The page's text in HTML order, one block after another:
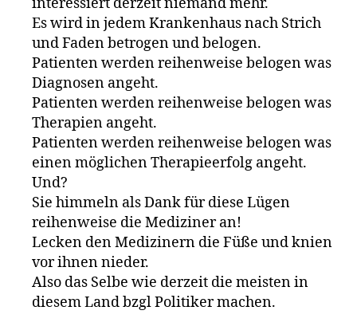
Es wird in jedem Krankenhaus nach Strich
und Faden betrogen und belogen.
Patienten werden reihenweise belogen was
Diagnosen angeht.
Patienten werden reihenweise belogen was
Therapien angeht.
Patienten werden reihenweise belogen was
einen möglichen Therapieerfolg angeht.
Und?
Sie himmeln als Dank für diese Lügen
reihenweise die Mediziner an!
Lecken den Medizinern die Füße und knien
vor ihnen nieder.
Also das Selbe wie derzeit die meisten in
diesem Land bzgl Politiker machen.